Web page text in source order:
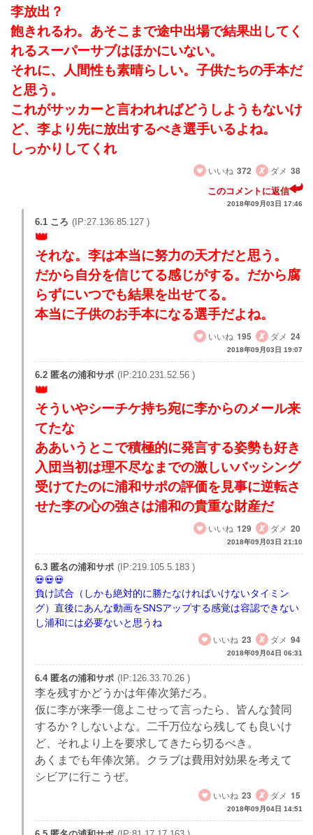
李放出？
飽きれるわ。あそこまで途中出場で結果出してく
れるスーパーサブはほかにいない。
それに、人間性も素晴らしい。子供たちの手本だ
と思う。
これがサッカーと言われればどうしようもないけ
ど、李より先に放出するべき選手いるよね。
しっかりしてくれ
いいね 372 ダメ 38
このコメントに返信
2018年09月03日 17:46
6.1 ころ (IP:27.136.85.127 )
それな。李は本当に努力の天才だと思う。
だから自分を信じてる感じがする。だから腐
らずにいつでも結果を出せてる。
本当に子供のお手本になる選手だよね。
いいね 195 ダメ 24
2018年09月03日 19:07
6.2 匿名の浦和サポ (IP:210.231.52.56 )
そういやシーチケ持ち宛に李からのメール来
てたな
ああいうとこで積極的に発言する姿勢も好き
入団当初は理不尽なまでの激しいバッシング
受けてたのに浦和サポの評価を見事に逆転さ
せた李の心の強さは浦和の貴重な財産だ
いいね 129 ダメ 20
2018年09月03日 21:10
6.3 匿名の浦和サポ (IP:219.105.5.183 )
負け試合（しかも絶対的に勝たなければいけないタイミン
グ）直後にあんな動画をSNSアップする感覚は容認できない
し浦和には必要ないと思うね
いいね 23 ダメ 94
2018年09月04日 06:31
6.4 匿名の浦和サポ (IP:126.33.70.26 )
李を残すかどうかは年俸次第だろ。
仮に李が来季一億よこせって言ったら、皆んな賛同
するか？しないよな。二千万位なら残しても良いけ
ど、それより上を要求してきたら切るべき。
あくまでも年俸次第。クラブは費用対効果を考えて
シビアに行こうぜ。
いいね 23 ダメ 15
2018年09月04日 14:51